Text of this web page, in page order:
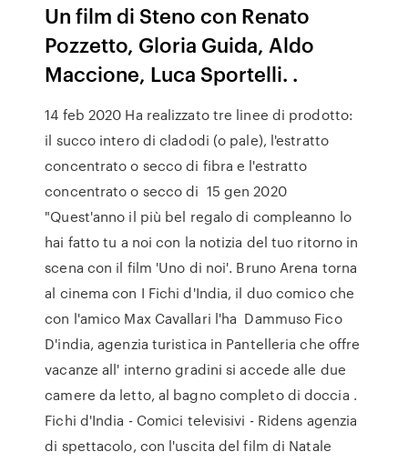
Un film di Steno con Renato
Pozzetto, Gloria Guida, Aldo
Maccione, Luca Sportelli. .
14 feb 2020 Ha realizzato tre linee di prodotto:
il succo intero di cladodi (o pale), l'estratto
concentrato o secco di fibra e l'estratto
concentrato o secco di 15 gen 2020
"Quest'anno il più bel regalo di compleanno lo
hai fatto tu a noi con la notizia del tuo ritorno in
scena con il film 'Uno di noi'. Bruno Arena torna
al cinema con I Fichi d'India, il duo comico che
con l'amico Max Cavallari l'ha Dammuso Fico
D'india, agenzia turistica in Pantelleria che offre
vacanze all' interno gradini si accede alle due
camere da letto, al bagno completo di doccia .
Fichi d'India - Comici televisivi - Ridens agenzia
di spettacolo, con l'uscita del film di Natale